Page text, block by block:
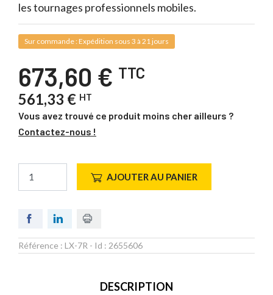
les tournages professionnels mobiles.
Sur commande : Expédition sous 3 à 21 jours
673,60 € TTC
561,33 € HT
Vous avez trouvé ce produit moins cher ailleurs ?
Contactez-nous !
AJOUTER AU PANIER
Référence : LX-7R - Id : 2655606
DESCRIPTION